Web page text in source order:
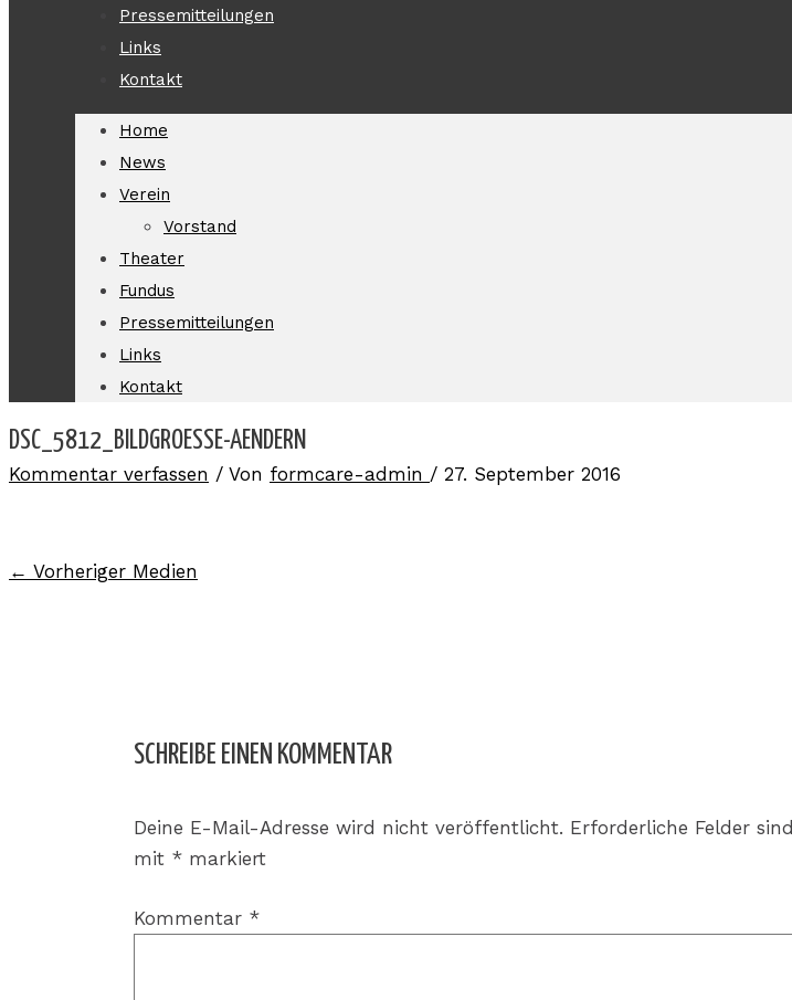
Pressemitteilungen
Links
Kontakt
Home
News
Verein
Vorstand
Theater
Fundus
Pressemitteilungen
Links
Kontakt
DSC_5812_BILDGROESSE-AENDERN
Kommentar verfassen / Von formcare-admin / 27. September 2016
← Vorheriger Medien
SCHREIBE EINEN KOMMENTAR
Deine E-Mail-Adresse wird nicht veröffentlicht. Erforderliche Felder sind
mit * markiert
Kommentar *